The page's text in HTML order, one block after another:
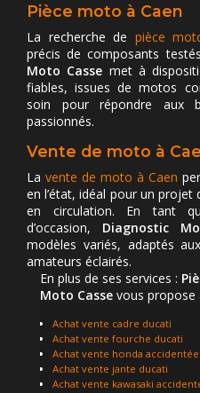
Pièce moto à Caen
La recherche de pièce
précis de composants
Moto Casse met à
fiables, issues de motos
soin pour répondre aux
passionnés.
Vente de moto à
La vente de moto à Caen
en l’état, idéal pour un
en circulation. En tant
d’occasion, Diagnostic
modèles variés, adaptés
amateurs éclairés.
En plus de ses services :
Moto Casse vous propose
Achat vente cadre ducati
Achat vente fourche ducati
Achat vente honda accidentée
Achat vente jante ducati
Achat vente kawasaki